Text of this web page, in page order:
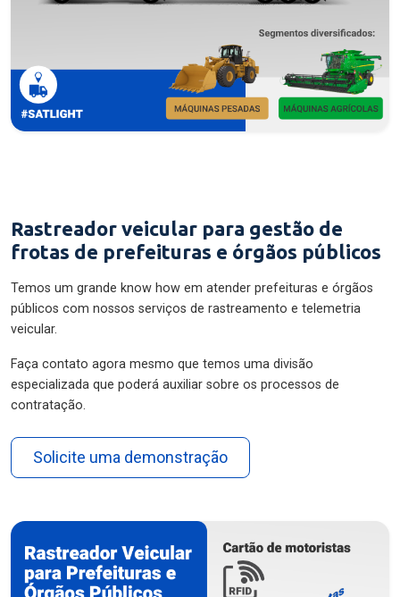
Rastreador veicular para gestão de
frotas de prefeituras e órgãos públicos
Temos um grande know how em atender prefeituras e órgãos
públicos com nossos serviços de rastreamento e telemetria
veicular.
Faça contato agora mesmo que temos uma divisão
especializada que poderá auxiliar sobre os processos de
contratação.
Solicite uma demonstração